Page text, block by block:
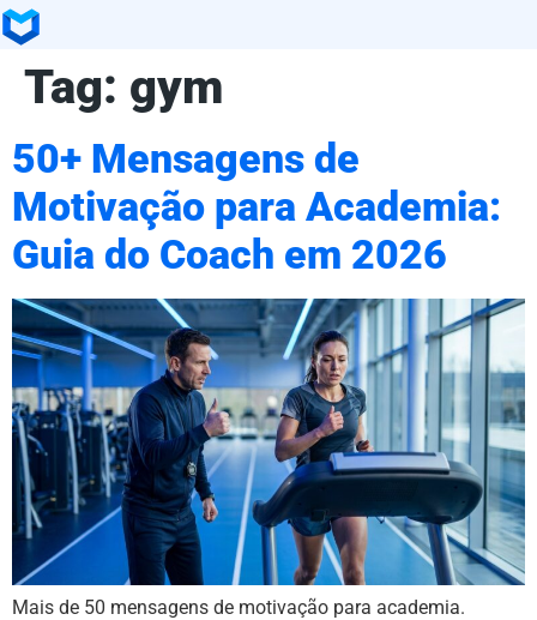
Tag: gym
50+ Mensagens de
Motivação para Academia:
Guia do Coach em 2026
Mais de 50 mensagens de motivação para academia.